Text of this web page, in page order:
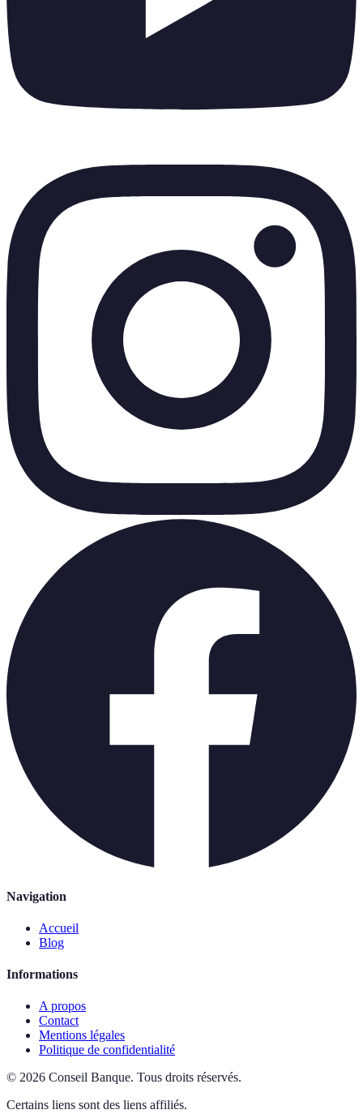
Navigation
Accueil
Blog
Informations
A propos
Contact
Mentions légales
Politique de confidentialité
© 2026 Conseil Banque. Tous droits réservés.
Certains liens sont des liens affiliés.